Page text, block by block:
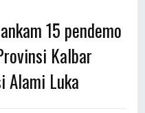
15 pendemo
Kalbar
Alami Luka